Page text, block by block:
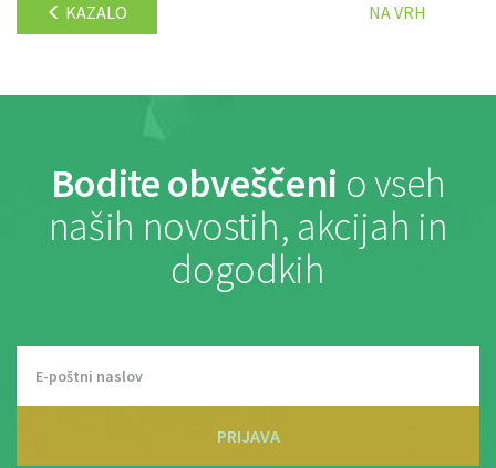
KAZALO NA VRH
Bodite obveščeni o vseh
naših novostih, akcijah in
dogodkih
PRIJAVA